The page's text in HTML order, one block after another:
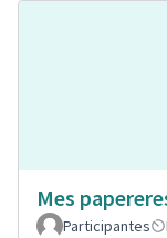
Mes
Participantes